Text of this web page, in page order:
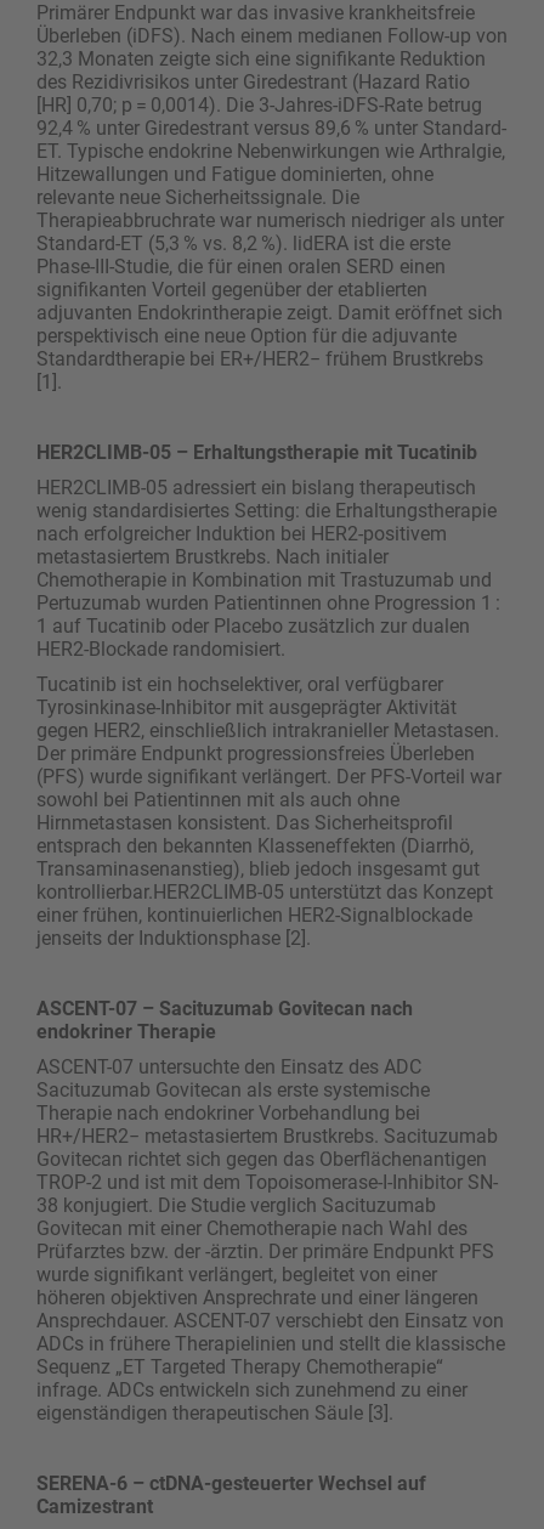
Primärer Endpunkt war das invasive krankheitsfreie
Überleben (iDFS). Nach einem medianen Follow-up von
32,3 Monaten zeigte sich eine signifikante Reduktion
des Rezidivrisikos unter Giredestrant (Hazard Ratio
[HR] 0,70; p = 0,0014). Die 3-Jahres-iDFS-Rate betrug
92,4 % unter Giredestrant versus 89,6 % unter Standard-
ET. Typische endokrine Nebenwirkungen wie Arthralgie,
Hitzewallungen und Fatigue dominierten, ohne
relevante neue Sicherheitssignale. Die
Therapieabbruchrate war numerisch niedriger als unter
Standard-ET (5,3 % vs. 8,2 %). lidERA ist die erste
Phase-III-Studie, die für einen oralen SERD einen
signifikanten Vorteil gegenüber der etablierten
adjuvanten Endokrintherapie zeigt. Damit eröffnet sich
perspektivisch eine neue Option für die adjuvante
Standardtherapie bei ER+/HER2− frühem Brustkrebs
[1].
HER2CLIMB-05 – Erhaltungstherapie mit Tucatinib
HER2CLIMB-05 adressiert ein bislang therapeutisch
wenig standardisiertes Setting: die Erhaltungstherapie
nach erfolgreicher Induktion bei HER2-positivem
metastasiertem Brustkrebs. Nach initialer
Chemotherapie in Kombination mit Trastuzumab und
Pertuzumab wurden Patientinnen ohne Progression 1 :
1 auf Tucatinib oder Placebo zusätzlich zur dualen
HER2-Blockade randomisiert.
Tucatinib ist ein hochselektiver, oral verfügbarer
Tyrosinkinase-Inhibitor mit ausgeprägter Aktivität
gegen HER2, einschließlich intrakranieller Metastasen.
Der primäre Endpunkt progressionsfreies Überleben
(PFS) wurde signifikant verlängert. Der PFS-Vorteil war
sowohl bei Patientinnen mit als auch ohne
Hirnmetastasen konsistent. Das Sicherheitsprofil
entsprach den bekannten Klasseneffekten (Diarrhö,
Transaminasenanstieg), blieb jedoch insgesamt gut
kontrollierbar.HER2CLIMB-05 unterstützt das Konzept
einer frühen, kontinuierlichen HER2-Signalblockade
jenseits der Induktionsphase [2].
ASCENT-07 – Sacituzumab Govitecan nach
endokriner Therapie
ASCENT-07 untersuchte den Einsatz des ADC
Sacituzumab Govitecan als erste systemische
Therapie nach endokriner Vorbehandlung bei
HR+/HER2− metastasiertem Brustkrebs. Sacituzumab
Govitecan richtet sich gegen das Oberflächenantigen
TROP-2 und ist mit dem Topoisomerase-I-Inhibitor SN-
38 konjugiert. Die Studie verglich Sacituzumab
Govitecan mit einer Chemotherapie nach Wahl des
Prüfarztes bzw. der -ärztin. Der primäre Endpunkt PFS
wurde signifikant verlängert, begleitet von einer
höheren objektiven Ansprechrate und einer längeren
Ansprechdauer. ASCENT-07 verschiebt den Einsatz von
ADCs in frühere Therapielinien und stellt die klassische
Sequenz „ET Targeted Therapy Chemotherapie“
infrage. ADCs entwickeln sich zunehmend zu einer
eigenständigen therapeutischen Säule [3].
SERENA-6 – ctDNA-gesteuerter Wechsel auf
Camizestrant